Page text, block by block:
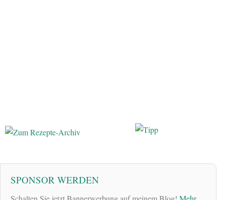
SPONSOR WERDEN